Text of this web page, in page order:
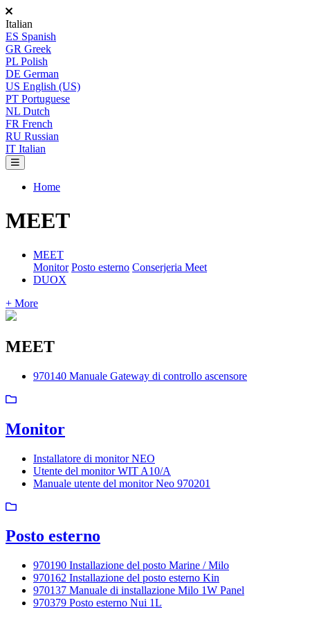
Italian
ES Spanish
GR Greek
PL Polish
DE German
US English (US)
PT Portuguese
NL Dutch
FR French
RU Russian
IT Italian
Home
MEET
MEET
Monitor Posto esterno Conserjeria Meet
DUOX
+ More
MEET
970140 Manuale Gateway di controllo ascensore
Monitor
Installatore di monitor NEO
Utente del monitor WIT A10/A
Manuale utente del monitor Neo 970201
Posto esterno
970190 Installazione del posto Marine / Milo
970162 Installazione del posto esterno Kin
970137 Manuale di installazione Milo 1W Panel
970379 Posto esterno Nui 1L